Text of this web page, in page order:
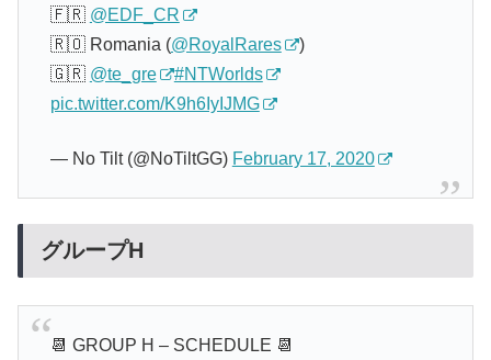
🇫🇷 @EDF_CR
🇷🇴 Romania (@RoyalRares
)
🇬🇷 @te_gre
#NTWorlds
pic.twitter.com/K9h6IyIJMG
— No Tilt (@NoTiltGG) February 17, 2020
グループH
📆 GROUP H – SCHEDULE 📆